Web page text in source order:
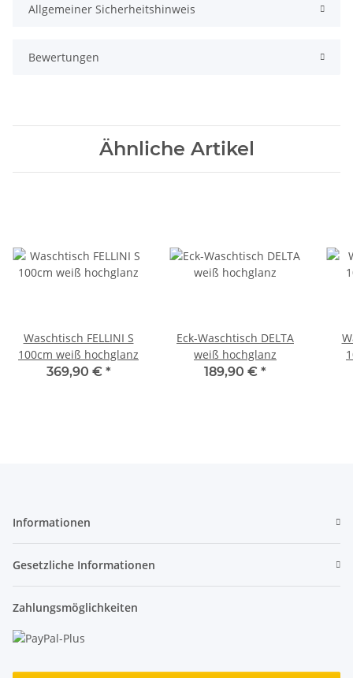
Allgemeiner Sicherheitshinweis
Bewertungen
Ähnliche Artikel
Waschtisch FELLINI S
100cm weiß hochglanz
369,90 € *
Eck-Waschtisch DELTA
weiß hochglanz
189,90 € *
Informationen
Gesetzliche Informationen
Zahlungsmöglichkeiten